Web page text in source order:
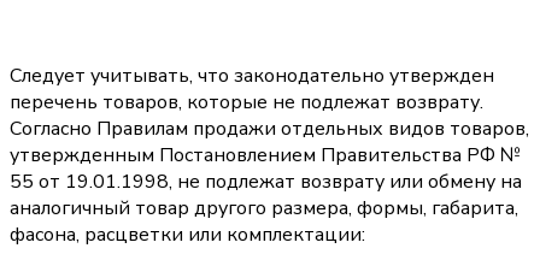
Следует учитывать, что законодательно утвержден
перечень товаров, которые не подлежат возврату.
Согласно Правилам продажи отдельных видов товаров,
утвержденным Постановлением Правительства РФ №
55 от 19.01.1998, не подлежат возврату или обмену на
аналогичный товар другого размера, формы, габарита,
фасона, расцветки или комплектации: